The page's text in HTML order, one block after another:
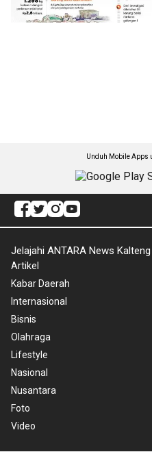
Unduh Mobile Apps
Jelajahi ANTARA News Kalteng
Artikel
Kabar Daerah
Internasional
Bisnis
Olahraga
Lifestyle
Nasional
Nusantara
Foto
Video